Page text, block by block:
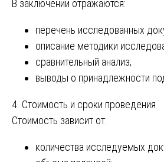
В заключении отражаются:
перечень исследованных
описание методики
сравнительный анализ;
выводы о принадлежности
4. Стоимость и сроки проведения
Стоимость зависит от:
количества исследуемых